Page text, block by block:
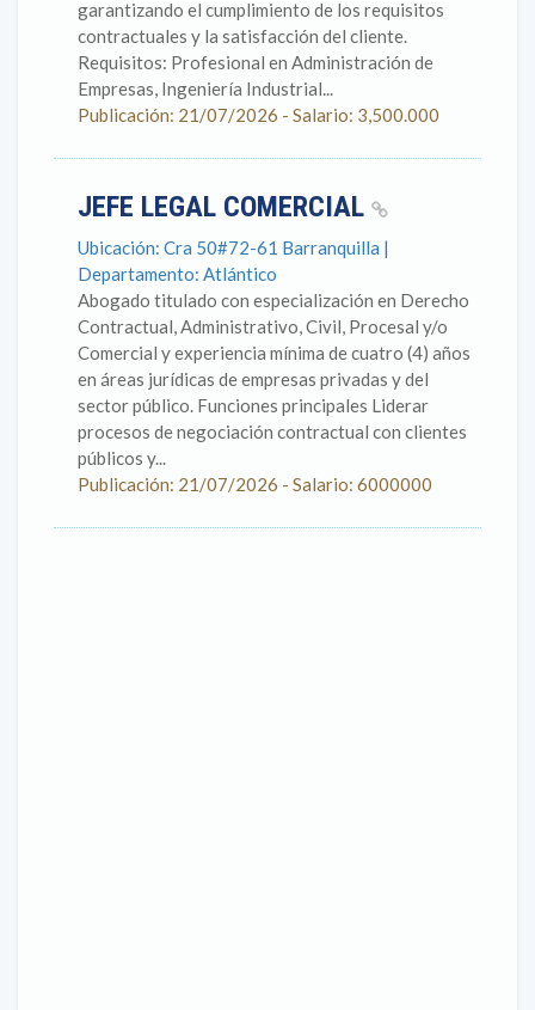
garantizando el cumplimiento de los requisitos
contractuales y la satisfacción del cliente.
Requisitos: Profesional en Administración de
Empresas, Ingeniería Industrial...
Publicación: 21/07/2026 - Salario: 3,500.000
JEFE LEGAL COMERCIAL
Ubicación: Cra 50#72-61 Barranquilla |
Departamento: Atlántico
Abogado titulado con especialización en Derecho
Contractual, Administrativo, Civil, Procesal y/o
Comercial y experiencia mínima de cuatro (4) años
en áreas jurídicas de empresas privadas y del
sector público. Funciones principales Liderar
procesos de negociación contractual con clientes
públicos y...
Publicación: 21/07/2026 - Salario: 6000000